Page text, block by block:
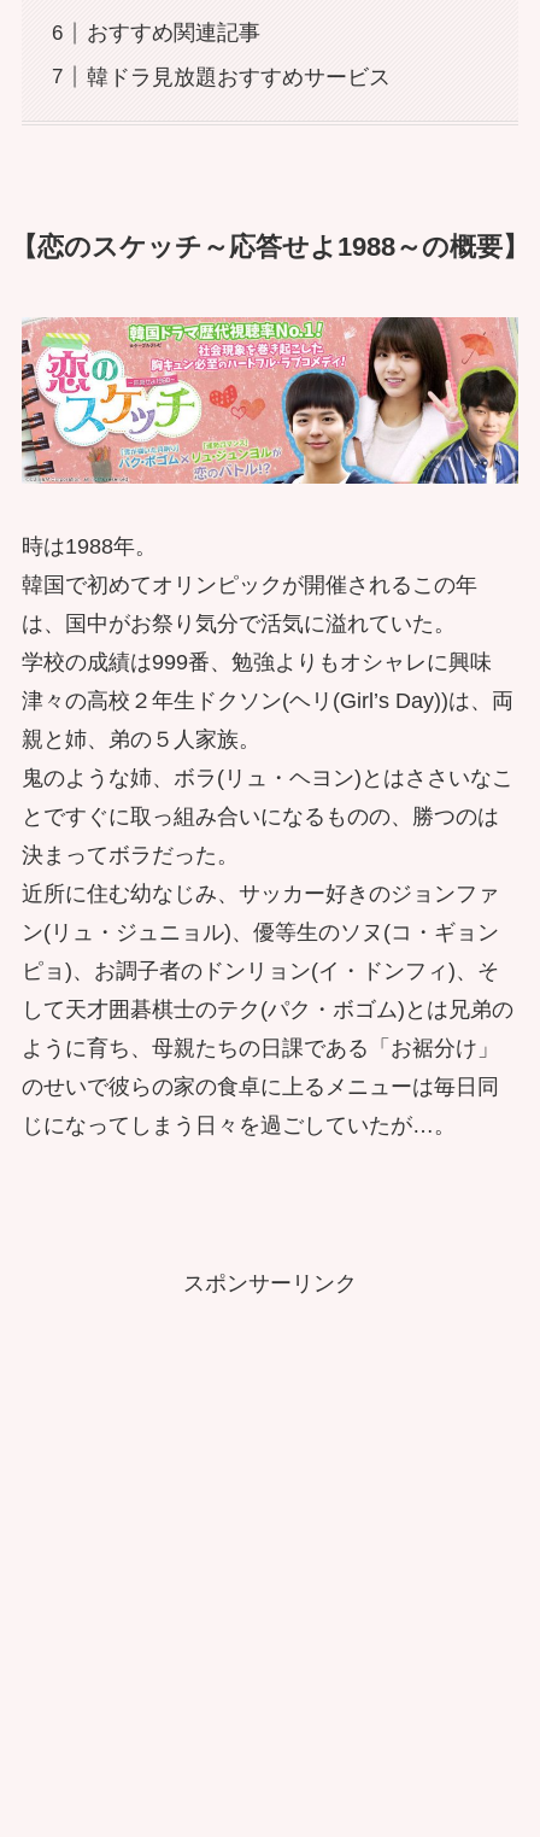
おすすめ関連記事
韓ドラ見放題おすすめサービス
【恋のスケッチ～応答せよ1988～の概要】
時は1988年。
韓国で初めてオリンピックが開催されるこの年
は、国中がお祭り気分で活気に溢れていた。
学校の成績は999番、勉強よりもオシャレに興味
津々の高校２年生ドクソン(ヘリ(Girl’s Day))は、両
親と姉、弟の５人家族。
鬼のような姉、ボラ(リュ・ヘヨン)とはささいなこ
とですぐに取っ組み合いになるものの、勝つのは
決まってボラだった。
近所に住む幼なじみ、サッカー好きのジョンファ
ン(リュ・ジュニョル)、優等生のソヌ(コ・ギョン
ピョ)、お調子者のドンリョン(イ・ドンフィ)、そ
して天才囲碁棋士のテク(パク・ボゴム)とは兄弟の
ように育ち、母親たちの日課である「お裾分け」
のせいで彼らの家の食卓に上るメニューは毎日同
じになってしまう日々を過ごしていたが…。
スポンサーリンク